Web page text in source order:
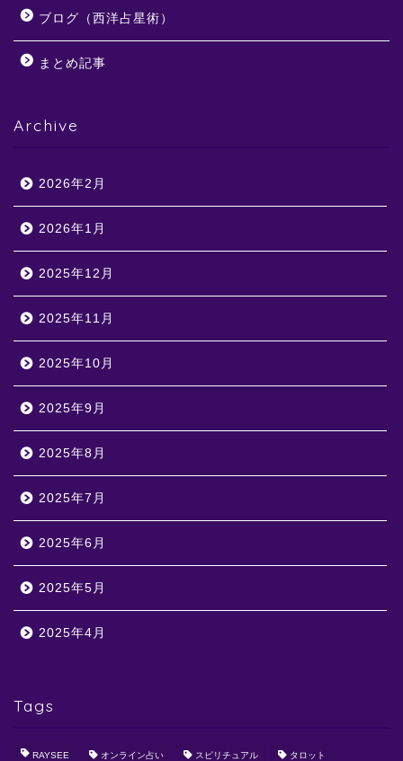
ブログ（西洋占星術）
まとめ記事
Archive
2026年2月
2026年1月
2025年12月
2025年11月
2025年10月
2025年9月
2025年8月
2025年7月
2025年6月
2025年5月
2025年4月
Tags
RAYSEE オンライン占い スピリチュアル タロット